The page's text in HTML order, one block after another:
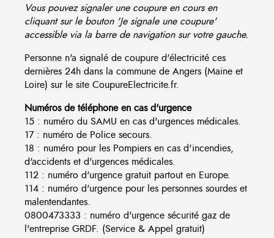
Vous pouvez signaler une coupure en cours en
cliquant sur le bouton 'Je signale une coupure'
accessible via la barre de navigation sur votre gauche.
Personne n'a signalé de coupure d'électricité ces
dernières 24h dans la commune de Angers (Maine et
Loire) sur le site CoupureElectricite.fr.
Numéros de téléphone en cas d'urgence
15 : numéro du SAMU en cas d'urgences médicales.
17 : numéro de Police secours.
18 : numéro pour les Pompiers en cas d'incendies,
d'accidents et d'urgences médicales.
112 : numéro d'urgence gratuit partout en Europe.
114 : numéro d'urgence pour les personnes sourdes et
malentendantes.
0800473333 : numéro d'urgence sécurité gaz de
l'entreprise GRDF. (Service & Appel gratuit)